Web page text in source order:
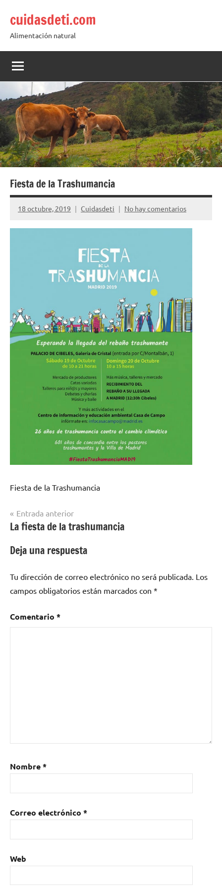
contenido
cuidasdeti.com
Alimentación natural
Fiesta de la Trashumancia
18 octubre, 2019 Cuidasdeti No hay comentarios
Fiesta de la Trashumancia
Navegación
de
entradas
Entrada anterior
La fiesta de la trashumancia
Deja una respuesta
Tu dirección de correo electrónico no será publicada. Los
campos obligatorios están marcados con *
Comentario *
Nombre*
Correo electrónico *
Web